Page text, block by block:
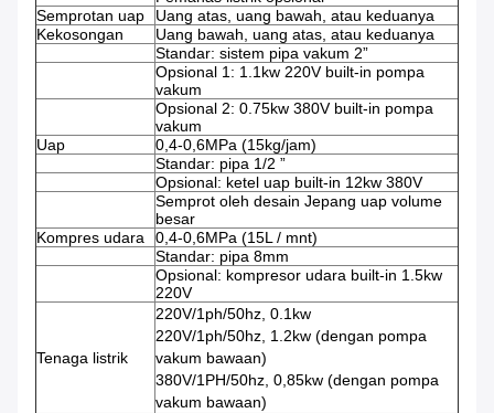
Semprotan uap
Uang atas, uang bawah, atau keduanya
Kekosongan
Uang bawah, uang atas, atau keduanya
Standar: sistem pipa vakum 2”
Opsional 1: 1.1kw 220V built-in pompa
vakum
Opsional 2: 0.75kw 380V built-in pompa
vakum
Uap
0,4-0,6MPa (15kg/jam)
Standar: pipa 1/2 ”
Opsional: ketel uap built-in 12kw 380V
Semprot oleh desain Jepang uap volume
besar
Kompres udara
0,4-0,6MPa (15L / mnt)
Standar: pipa 8mm
Opsional: kompresor udara built-in 1.5kw
220V
Tenaga listrik
220V/1ph/50hz, 0.1kw
220V/1ph/50hz, 1.2kw (dengan pompa
vakum bawaan)
380V/1PH/50hz, 0,85kw (dengan pompa
vakum bawaan)